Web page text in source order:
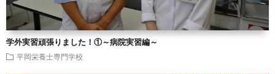
学外実習頑張りました！①～病院実習編～
平岡栄養士専門学校